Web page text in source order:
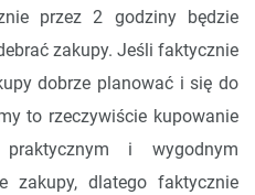
przez 2 godziny będzie
zakupy. Jeśli faktycznie
dobrze planować i się do
to rzeczywiście kupowanie
i wygodnym
zakupy, dlatego faktycznie